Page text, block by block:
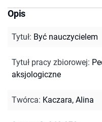
Opis
Tytuł: Być nauczycielem
Tytuł pracy zbiorowej:
aksjologiczne
Twórca: Kaczara, Alina